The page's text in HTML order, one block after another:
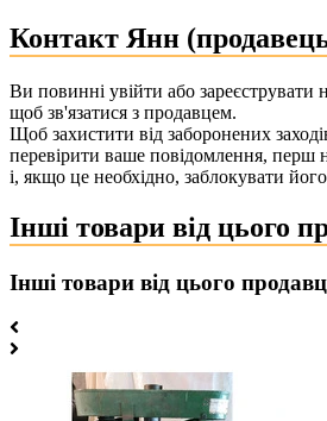
Контакт Янн
Ви повинні увійти або зареєструвати
щоб зв'язатися з продавцем.
Щоб захистити від заборонених
перевірити ваше повідомлення, перш
і, якщо це необхідно, заблокувати
Інші товари від цього
Інші товари від цього